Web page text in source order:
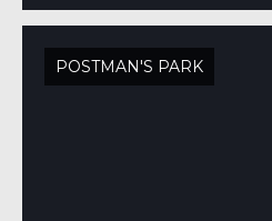
POSTMAN'S PARK